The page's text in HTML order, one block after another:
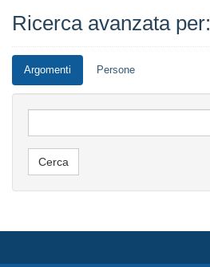
Ricerca avanzata per:
Argomenti Persone